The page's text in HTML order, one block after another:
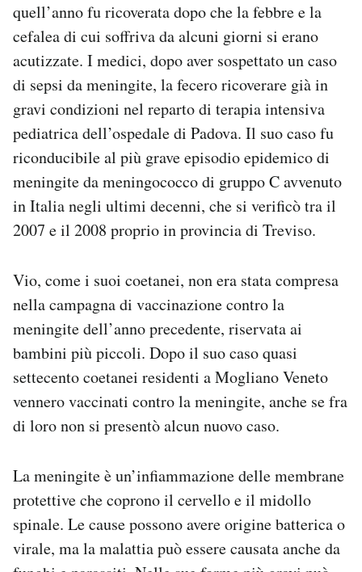
quell’anno fu ricoverata dopo che la febbre e la
cefalea di cui soffriva da alcuni giorni si erano
acutizzate. I medici, dopo aver sospettato un caso
di sepsi da meningite, la fecero ricoverare già in
gravi condizioni nel reparto di terapia intensiva
pediatrica dell’ospedale di Padova. Il suo caso fu
riconducibile al più grave episodio epidemico di
meningite da meningococco di gruppo C avvenuto
in Italia negli ultimi decenni, che si verificò tra il
2007 e il 2008 proprio in provincia di Treviso.
Vio, come i suoi coetanei, non era stata compresa
nella campagna di vaccinazione contro la
meningite dell’anno precedente, riservata ai
bambini più piccoli. Dopo il suo caso quasi
settecento coetanei residenti a Mogliano Veneto
vennero vaccinati contro la meningite, anche se fra
di loro non si presentò alcun nuovo caso.
La meningite è un’infiammazione delle membrane
protettive che coprono il cervello e il midollo
spinale. Le cause possono avere origine batterica o
virale, ma la malattia può essere causata anche da